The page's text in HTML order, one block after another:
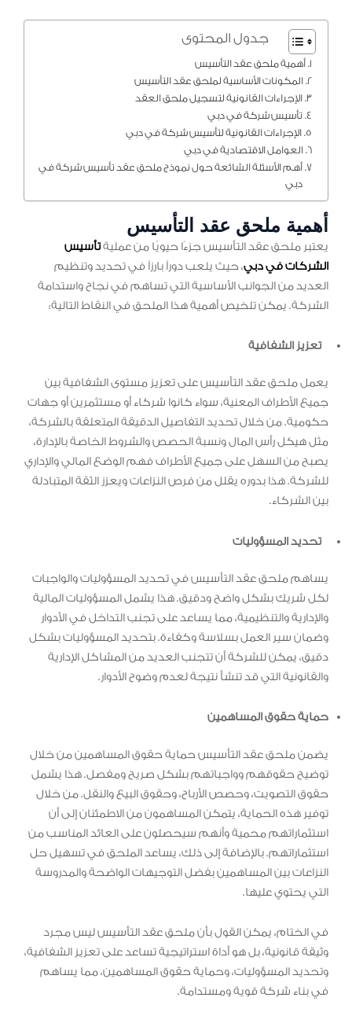
جدول المحتوى
أهمية ملحق عقد التأسيس
المكونات الأساسية لملحق عقد التأسيس
الإجراءات القانونية لتسجيل ملحق العقد
تأسيس شركة في دبي
الإجراءات القانونية لتأسيس شركة في دبي
العوامل الاقتصادية في دبي
أهم الأسئلة الشائعة حول نموذج ملحق عقد تأسيس شركة في
دبي
أهمية ملحق عقد التأسيس
يعتبر ملحق عقد التأسيس جزءًا حيويًا من عمليةتأسيس
الشركات في دبي، حيث يلعب دوراً بارزاً في تحديد وتنظيم
العديد من الجوانب الأساسية التي تساهم في نجاح واستدامة
الشركة. يمكن تلخيص أهمية هذا الملحق في النقاط التالية:
تعزيز الشفافية
يعمل ملحق عقد التأسيس على تعزيز مستوى الشفافية بين
جميع الأطراف المعنية، سواء كانوا شركاء أو مستثمرين أو جهات
حكومية. من خلال تحديد التفاصيل الدقيقة المتعلقة بالشركة،
مثل هيكل رأس المال ونسبة الحصص والشروط الخاصة بالإدارة،
يصبح من السهل على جميع الأطراف فهم الوضع المالي والإداري
للشركة. هذا بدوره يقلل من فرص النزاعات ويعزز الثقة المتبادلة
بين الشركاء.
تحديد المسؤوليات
يساهم ملحق عقد التأسيس في تحديد المسؤوليات والواجبات
لكل شريك بشكل واضح ودقيق. هذا يشمل المسؤوليات المالية
والإدارية والتنظيمية، مما يساعد على تجنب التداخل في الأدوار
وضمان سير العمل بسلاسة وكفاءة. بتحديد المسؤوليات بشكل
دقيق، يمكن للشركة أن تتجنب العديد من المشاكل الإدارية
والقانونية التي قد تنشأ نتيجة لعدم وضوح الأدوار.
حماية حقوق المساهمين
يضمن ملحق عقد التأسيس حماية حقوق المساهمين من خلال
توضيح حقوقهم وواجباتهم بشكل صريح ومفصل. هذا يشمل
حقوق التصويت، وحصص الأرباح، وحقوق البيع والنقل. من خلال
توفير هذه الحماية، يتمكن المساهمون من الاطمئنان إلى أن
استثماراتهم محمية وأنهم سيحصلون على العائد المناسب من
استثماراتهم. بالإضافة إلى ذلك، يساعد الملحق في تسهيل حل
النزاعات بين المساهمين بفضل التوجيهات الواضحة والمدروسة
التي يحتوي عليها.
في الختام، يمكن القول بأن ملحق عقد التأسيس ليس مجرد
وثيقة قانونية، بل هو أداة استراتيجية تساعد على تعزيز الشفافية،
وتحديد المسؤوليات، وحماية حقوق المساهمين، مما يساهم
في بناء شركة قوية ومستدامة.